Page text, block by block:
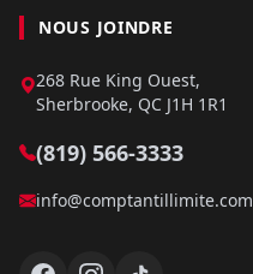
NOUS JOINDRE
268 Rue King Ouest,
Sherbrooke, QC J1H 1R1
(819) 566-3333
info@comptantillimite.com